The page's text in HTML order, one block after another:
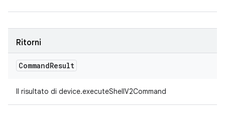
Ritorni
CommandResult
Il risultato di device.executeShellV2Command